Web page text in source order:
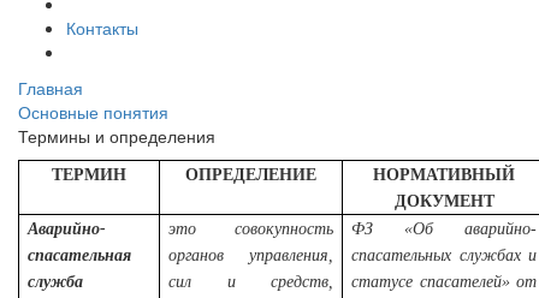
Контакты
Главная
Основные понятия
Термины и определения
ТЕРМИН ОПРЕДЕЛЕНИЕ
НОРМАТИВНЫЙ
ДОКУМЕНТ
Аварийно-
спасательная
служба
это совокупность
органов управления,
сил и средств,
ФЗ «Об аварийно-
спасательных службах и
статусе спасателей» от